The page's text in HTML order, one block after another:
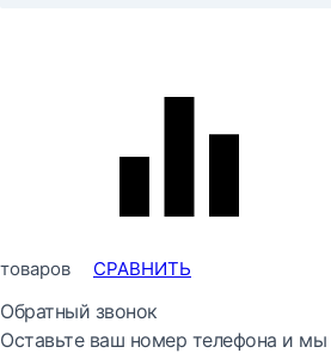
товаров
СРАВНИТЬ
Обратный звонок
Оставьте ваш номер телефона и мы